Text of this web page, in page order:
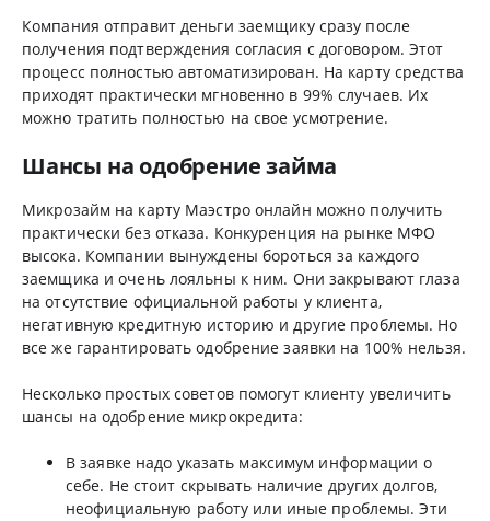
Компания отправит деньги заемщику сразу после
получения подтверждения согласия с договором. Этот
процесс полностью автоматизирован. На карту средства
приходят практически мгновенно в 99% случаев. Их
можно тратить полностью на свое усмотрение.
Шансы на одобрение займа
Микрозайм на карту Маэстро онлайн можно получить
практически без отказа. Конкуренция на рынке МФО
высока. Компании вынуждены бороться за каждого
заемщика и очень лояльны к ним. Они закрывают глаза
на отсутствие официальной работы у клиента,
негативную кредитную историю и другие проблемы. Но
все же гарантировать одобрение заявки на 100% нельзя.
Несколько простых советов помогут клиенту увеличить
шансы на одобрение микрокредита:
В заявке надо указать максимум информации о
себе. Не стоит скрывать наличие других долгов,
неофициальную работу или иные проблемы. Эти